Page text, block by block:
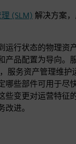
(SLM) 解决方案
行状态的物理资
品配置为导向。
，服务资产管理维
些部件可用于尽
变更对运营特征
进。